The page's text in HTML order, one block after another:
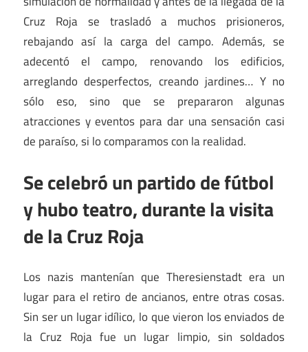
Cruz Roja se trasladó a muchos prisioneros,
rebajando así la carga del campo. Además, se
adecentó el campo, renovando los edificios,
arreglando desperfectos, creando jardines… Y no
sólo eso, sino que se prepararon algunas
atracciones y eventos para dar una sensación casi
de paraíso, si lo comparamos con la realidad.
Se celebró un partido de fútbol
y hubo teatro, durante la visita
de la Cruz Roja
Los nazis mantenían que Theresienstadt era un
lugar para el retiro de ancianos, entre otras cosas.
Sin ser un lugar idílico, lo que vieron los enviados de
la Cruz Roja fue un lugar limpio, sin soldados